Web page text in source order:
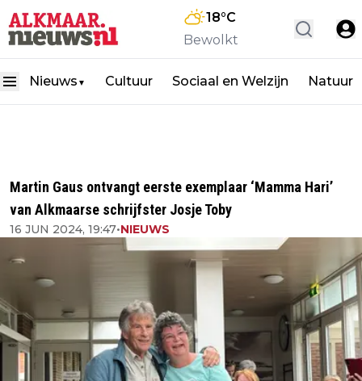
18°C
Bewolkt
Nieuws ▼ Cultuur Sociaal en Welzijn Natuur
Martin Gaus ontvangt eerste exemplaar ‘Mamma Hari’
van Alkmaarse schrijfster Josje Toby
16 JUN 2024, 19:47•NIEUWS